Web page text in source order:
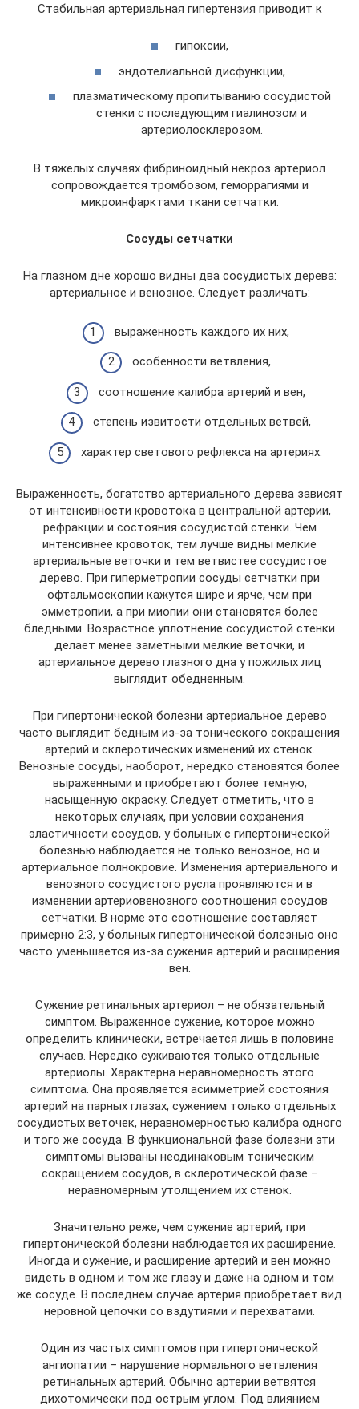
Стабильная артериальная гипертензия приводит к
гипоксии,
эндотелиальной дисфункции,
плазматическому пропитыванию сосудистой
стенки с последующим гиалинозом и
артериолосклерозом.
В тяжелых случаях фибриноидный некроз артериол
сопровождается тромбозом, геморрагиями и
микроинфарктами ткани сетчатки.
Сосуды сетчатки
На глазном дне хорошо видны два сосудистых дерева:
артериальное и венозное. Следует различать:
выраженность каждого их них,
особенности ветвления,
соотношение калибра артерий и вен,
степень извитости отдельных ветвей,
характер светового рефлекса на артериях.
Выраженность, богатство артериального дерева зависят
от интенсивности кровотока в центральной артерии,
рефракции и состояния сосудистой стенки. Чем
интенсивнее кровоток, тем лучше видны мелкие
артериальные веточки и тем ветвистее сосудистое
дерево. При гиперметропии сосуды сетчатки при
офтальмоскопии кажутся шире и ярче, чем при
эмметропии, а при миопии они становятся более
бледными. Возрастное уплотнение сосудистой стенки
делает менее заметными мелкие веточки, и
артериальное дерево глазного дна у пожилых лиц
выглядит обедненным.
При гипертонической болезни артериальное дерево
часто выглядит бедным из-за тонического сокращения
артерий и склеротических изменений их стенок.
Венозные сосуды, наоборот, нередко становятся более
выраженными и приобретают более темную,
насыщенную окраску. Следует отметить, что в
некоторых случаях, при условии сохранения
эластичности сосудов, у больных с гипертонической
болезнью наблюдается не только венозное, но и
артериальное полнокровие. Изменения артериального и
венозного сосудистого русла проявляются и в
изменении артериовенозного соотношения сосудов
сетчатки. В норме это соотношение составляет
примерно 2:3, у больных гипертонической болезнью оно
часто уменьшается из-за сужения артерий и расширения
вен.
Сужение ретинальных артериол – не обязательный
симптом. Выраженное сужение, которое можно
определить клинически, встречается лишь в половине
случаев. Нередко суживаются только отдельные
артериолы. Характерна неравномерность этого
симптома. Она проявляется асимметрией состояния
артерий на парных глазах, сужением только отдельных
сосудистых веточек, неравномерностью калибра одного
и того же сосуда. В функциональной фазе болезни эти
симптомы вызваны неодинаковым тоническим
сокращением сосудов, в склеротической фазе –
неравномерным утолщением их стенок.
Значительно реже, чем сужение артерий, при
гипертонической болезни наблюдается их расширение.
Иногда и сужение, и расширение артерий и вен можно
видеть в одном и том же глазу и даже на одном и том
же сосуде. В последнем случае артерия приобретает вид
неровной цепочки со вздутиями и перехватами.
Один из частых симптомов при гипертонической
ангиопатии – нарушение нормального ветвления
ретинальных артерий. Обычно артерии ветвятся
дихотомически под острым углом. Под влиянием